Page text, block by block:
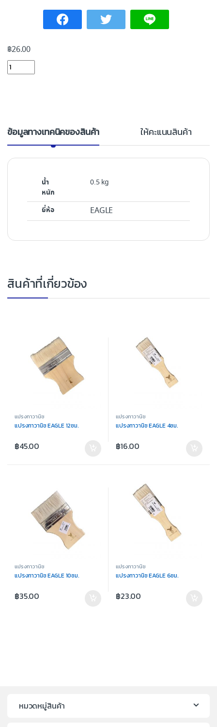
฿26.00
แปรงทาวานิช EAGLE 8ซม. quantity
ข้อมูลทางเทคนิคของสินค้า ให้คะแนนสินค้า
น้ำ
หนัก
0.5 kg
ยี่ห้อ EAGLE
สินค้าที่เกี่ยวข้อง
แปรงทาวานิช
แปรงทาวานิช EAGLE 12ซม.
฿45.00
แปรงทาวานิช
แปรงทาวานิช EAGLE 4ซม.
฿16.00
แปรงทาวานิช
แปรงทาวานิช EAGLE 10ซม.
฿35.00
แปรงทาวานิช
แปรงทาวานิช EAGLE 6ซม.
฿23.00
หมวดหมู่สินค้า